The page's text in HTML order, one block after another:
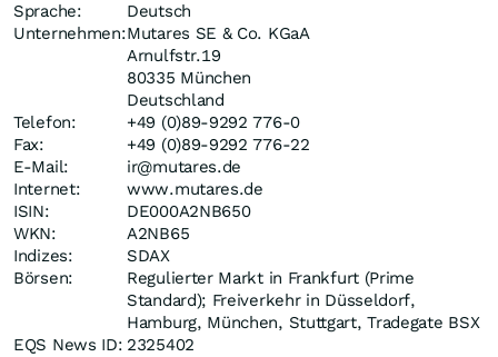
Sprache:
Deutsch
Unternehmen:Mutares SE & Co. KGaA
Arnulfstr.19
80335 München
Deutschland
Telefon:
+49 (0)89-9292 776-0
Fax:
+49 (0)89-9292 776-22
E-Mail:
ir@mutares.de
Internet:
www.mutares.de
ISIN:
DE000A2NB650
WKN:
A2NB65
Indizes:
SDAX
Börsen:
Regulierter Markt in Frankfurt (Prime
Standard); Freiverkehr in Düsseldorf,
Hamburg, München, Stuttgart, Tradegate BSX
EQS News ID: 2325402